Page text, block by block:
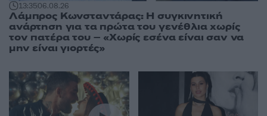
13:3506.08.26
Λάμπρος Κωνσταντάρας: Η συγκινητική
ανάρτηση για τα πρώτα του γενέθλια χωρίς
τον πατέρα του – «Χωρίς εσένα είναι σαν να
μην είναι γιορτές»